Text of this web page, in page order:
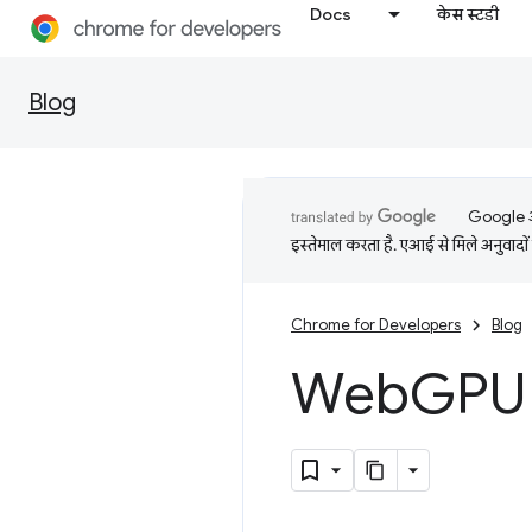
Docs केस स्टडी
Blog
Google
इस्तेमाल करता है. एआई से मिले
Chrome for Developers Blog
Web